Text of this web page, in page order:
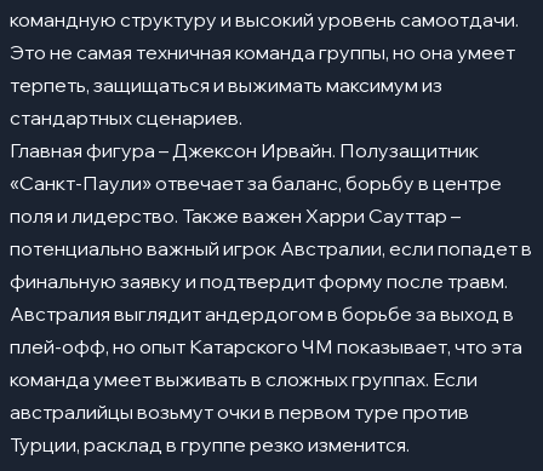
командную структуру и высокий уровень самоотдачи.
Это не самая техничная команда группы, но она умеет
терпеть, защищаться и выжимать максимум из
стандартных сценариев.
Главная фигура – Джексон Ирвайн. Полузащитник
«Санкт-Паули» отвечает за баланс, борьбу в центре
поля и лидерство. Также важен Харри Сауттар –
потенциально важный игрок Австралии, если попадет в
финальную заявку и подтвердит форму после травм.
Австралия выглядит андердогом в борьбе за выход в
плей-офф, но опыт Катарского ЧМ показывает, что эта
команда умеет выживать в сложных группах. Если
австралийцы возьмут очки в первом туре против
Турции, расклад в группе резко изменится.